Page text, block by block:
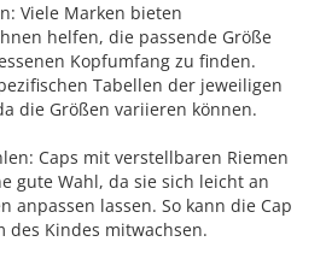
Viele Marken bieten
helfen, die passende Größe
Kopfumfang zu finden.
Tabellen der jeweiligen
die Größen variieren können.
Caps mit verstellbaren Riemen
gute Wahl, da sie sich leicht an
anpassen lassen. So kann die Cap
des Kindes mitwachsen.